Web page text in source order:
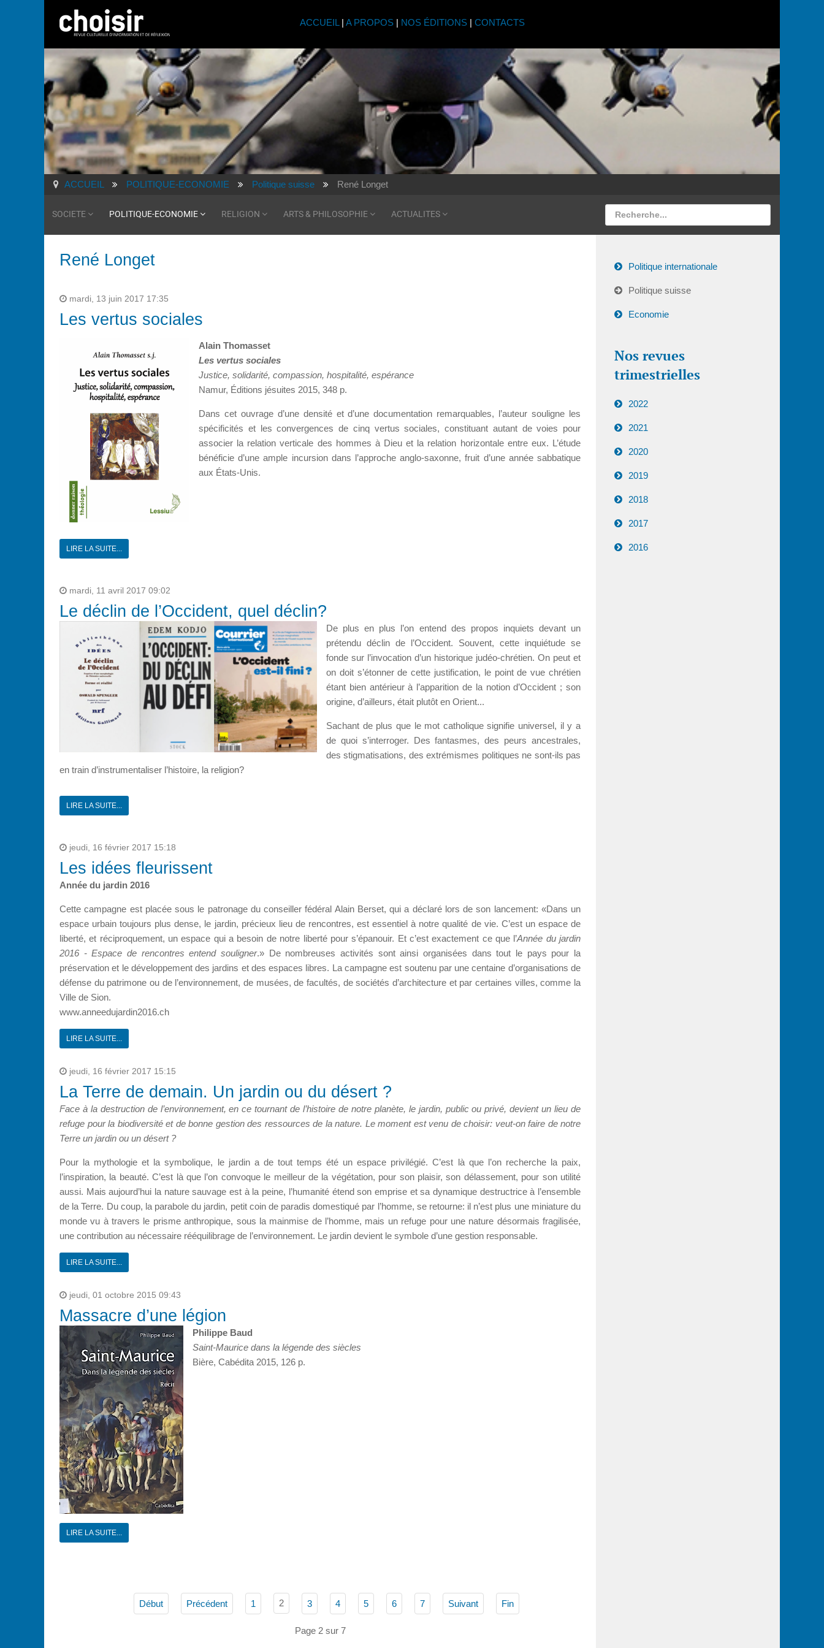
ACCUEIL | A PROPOS| NOS ÉDITIONS| CONTACTS
ACCUEIL POLITIQUE-ECONOMIE Politique suisse René Longet
SOCIETE POLITIQUE-ECONOMIE RELIGION ARTS & PHILOSOPHIE ACTUALITES
René Longet
mardi, 13 juin 2017 17:35
Les vertus sociales
Alain Thomasset
Les vertus sociales
Justice, solidarité, compassion, hospitalité, espérance
Namur, Éditions jésuites 2015, 348 p.
Dans cet ouvrage d’une densité et d’une documentation remarquables, l’auteur souligne les
spécificités et les convergences de cinq vertus sociales, constituant autant de voies pour
associer la relation verticale des hommes à Dieu et la relation horizontale entre eux. L’étude
bénéficie d’une ample incursion dans l’approche anglo-saxonne, fruit d’une année sabbatique
aux États-Unis.
LIRE LA SUITE...
mardi, 11 avril 2017 09:02
Le déclin de l’Occident, quel déclin?
De plus en plus l’on entend des propos inquiets devant un
prétendu déclin de l’Occident. Souvent, cette inquiétude se
fonde sur l’invocation d’un historique judéo-chrétien. On peut et
on doit s’étonner de cette justification, le point de vue chrétien
étant bien antérieur à l’apparition de la notion d’Occident ; son
origine, d’ailleurs, était plutôt en Orient...
Sachant de plus que le mot catholique signifie universel, il y a
de quoi s’interroger. Des fantasmes, des peurs ancestrales,
des stigmatisations, des extrémismes politiques ne sont-ils pas
en train d’instrumentaliser l’histoire, la religion?
LIRE LA SUITE...
jeudi, 16 février 2017 15:18
Les idées fleurissent
Année du jardin 2016
Cette campagne est placée sous le patronage du conseiller fédéral Alain Berset, qui a déclaré lors de son lancement: «Dans un
espace urbain toujours plus dense, le jardin, précieux lieu de rencontres, est essentiel à notre qualité de vie. C’est un espace de
liberté, et réciproquement, un espace qui a besoin de notre liberté pour s’épanouir. Et c’est exactement ce que l’Année du jardin
2016 - Espace de rencontres entend souligner.» De nombreuses activités sont ainsi organisées dans tout le pays pour la
préservation et le développement des jardins et des espaces libres. La campagne est soutenu par une centaine d’organisations de
défense du patrimone ou de l’environnement, de musées, de facultés, de sociétés d’architecture et par certaines villes, comme la
Ville de Sion.
www.anneedujardin2016.ch
LIRE LA SUITE...
jeudi, 16 février 2017 15:15
La Terre de demain. Un jardin ou du désert ?
Face à la destruction de l’environnement, en ce tournant de l’histoire de notre planète, le jardin, public ou privé, devient un lieu de
refuge pour la biodiversité et de bonne gestion des ressources de la nature. Le moment est venu de choisir: veut-on faire de notre
Terre un jardin ou un désert ?
Pour la mythologie et la symbolique, le jardin a de tout temps été un espace privilégié. C’est là que l’on recherche la paix,
l’inspiration, la beauté. C’est là que l’on convoque le meilleur de la végétation, pour son plaisir, son délassement, pour son utilité
aussi. Mais aujourd’hui la nature sauvage est à la peine, l’humanité étend son emprise et sa dynamique destructrice à l’ensemble
de la Terre. Du coup, la parabole du jardin, petit coin de paradis domestiqué par l’homme, se retourne: il n’est plus une miniature du
monde vu à travers le prisme anthropique, sous la mainmise de l’homme, mais un refuge pour une nature désormais fragilisée,
une contribution au nécessaire rééquilibrage de l’environnement. Le jardin devient le symbole d’une gestion responsable.
LIRE LA SUITE...
jeudi, 01 octobre 2015 09:43
Massacre d’une légion
Philippe Baud
Saint-Maurice dans la légende des siècles
Bière, Cabédita 2015, 126 p.
LIRE LA SUITE...
Début Précédent 1 2 3 4 5 6 7 Suivant Fin
Page 2 sur 7
Politique internationale
Politique suisse
Economie
Nos revues
trimestrielles
2022
2021
2020
2019
2018
2017
2016